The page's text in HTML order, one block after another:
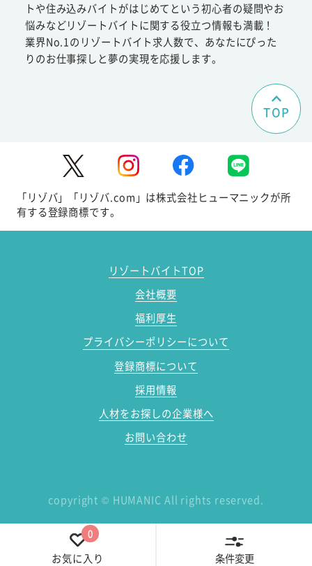
トや住み込みバイトがはじめてという初心者の疑問やお
悩みなどリゾートバイトに関する役立つ情報も満載！
業界No.1のリゾートバイト求人数で、あなたにぴった
りのお仕事探しと夢の実現を応援します。
TOP
「リゾバ」「リゾバ.com」は株式会社ヒューマニックが所
有する登録商標です。
リゾートバイトTOP
会社概要
福利厚生
プライバシーポリシーについて
登録商標について
採用情報
人材をお探しの企業様へ
お問い合わせ
copyright © HUMANIC All rights reserved.
0
お気に入り 条件変更